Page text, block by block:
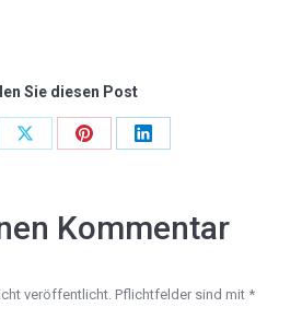
Sie diesen Post
Share
Share
Share
LinkedIn
Kommentar
veröffentlicht. Pflichtfelder sind mit *